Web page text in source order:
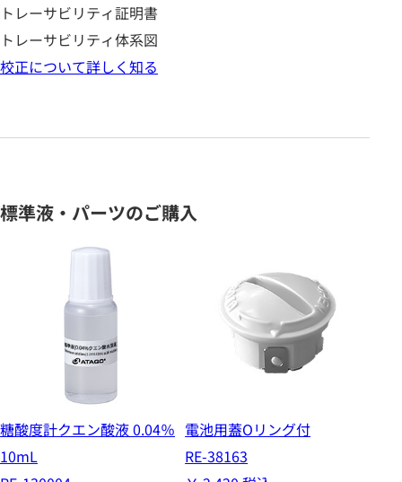
トレーサビリティ証明書
トレーサビリティ体系図
校正について詳しく知る
標準液・パーツのご購入
糖酸度計クエン酸液 0.04％
10mL
電池用蓋Oリング付
RE-38163